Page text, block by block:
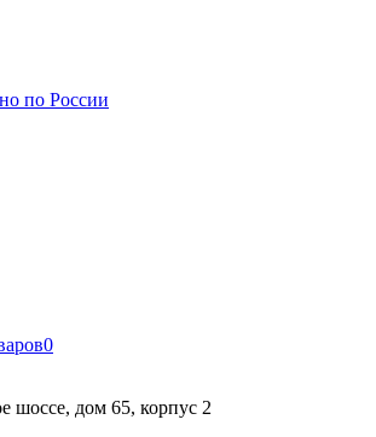
по России
0
шоссе, дом 65, корпус 2